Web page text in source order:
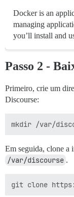
Docker is an
managing
you’ll install and
Passo 2 -
Primeiro, crie um
Discourse:
Em seguida, clone a
/var/discourse .